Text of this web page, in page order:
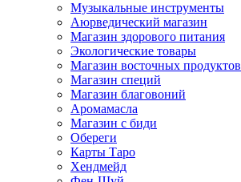
Музыкальные инструменты
Аюрведический магазин
Магазин здорового питания
Экологические товары
Магазин восточных продуктов
Магазин специй
Магазин благовоний
Аромамасла
Магазин с биди
Обереги
Карты Таро
Хендмейд